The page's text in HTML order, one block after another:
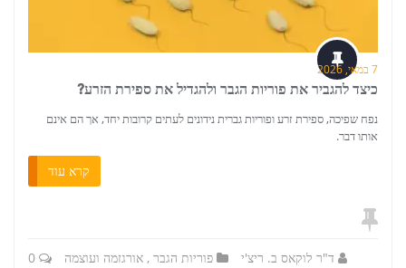
7 במאי, 2026
כיצד להגביר את פוריות הגבר ולהגדיל את ספירת הזרע?
נפח שפיכה, ספירת זרע ופוריות גברית נידונים לעתים קרובות יחד, אך הם אינם
אותו דבר.
קרא עוד
ד"ר לוקאס ב. ריצ'י פוריות הגבר , אורגזמה ועוצמה